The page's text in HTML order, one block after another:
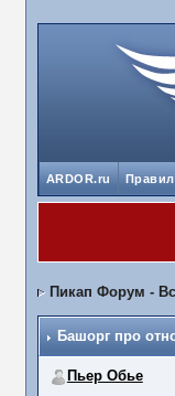
ARDOR.ru
Пикап Форум -
Башорг про
Пьер Обье